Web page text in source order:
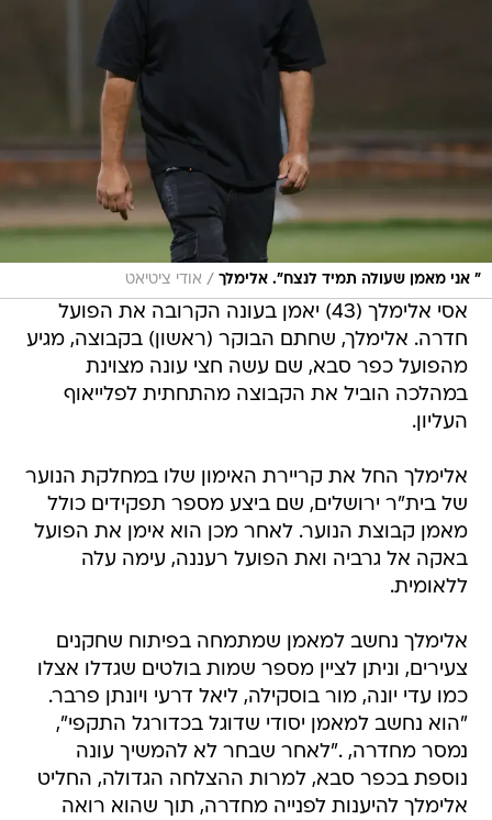
" אני מאמן שעולה תמיד לנצח". אלימלך אודי ציטיאט
אסי אלימלך (43) יאמן בעונה הקרובה את הפועל
חדרה. אלימלך, שחתם הבוקר (ראשון) בקבוצה, מגיע
מהפועל כפר סבא, שם עשה חצי עונה מצוינת
במהלכה הוביל את הקבוצה מהתחתית לפלייאוף
העליון.
אלימלך החל את קריירת האימון שלו במחלקת הנוער
מאמן קבוצת הנוער. לאחר מכן הוא אימן את הפועל
באקה אל גרביה ואת הפועל רעננה, עימה עלה
ללאומית.
אלימלך נחשב למאמן שמתמחה בפיתוח שחקנים
כמו עדי יונה, מור בוסקילה, ליאל דרעי ויונתן פרבר.
"הוא נחשב למאמן יסודי שדוגל בכדורגל התקפי",
נמסר מחדרה, ."לאחר שבחר לא להמשיך עונה
נוספת בכפר סבא, למרות ההצלחה הגדולה, החליט
אלימלך להיענות לפנייה מחדרה, תוך שהוא רואה
אתגר גדול בהגעה למועדון שירד ללאומית אחרי 7
שנים בליגת העל".